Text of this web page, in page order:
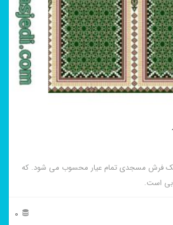
فرش مسجدی تمام عیار محسوب می شود. که
است.
0